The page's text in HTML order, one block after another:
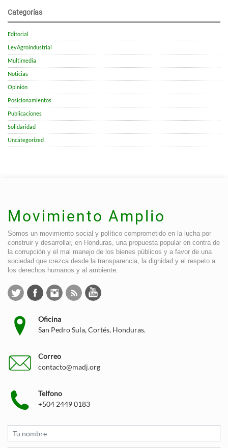
Categorías
Editorial
LeyAgroindustrial
Multimedia
Noticias
Opinión
Posicionamientos
Publicaciones
Solidaridad
Uncategorized
Movimiento Amplio
Somos un movimiento social y político comprometido en la lucha por
construir y desarrollar, en Honduras, una propuesta popular en contra de
la corrupción y el mal manejo de los bienes públicos y a favor de una
sociedad que crezca desde la transparencia, la dignidad y el respeto a
los derechos humanos y al ambiente.
Oficina
San Pedro Sula, Cortés, Honduras.
Correo
contacto@madj.org
Telfono
+504 2449 0183